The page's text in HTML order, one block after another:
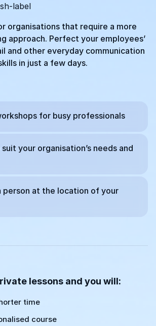
organisations that require a more
approach. Perfect your employees’
and other everyday communication
in just a few days.
for busy professionals
your organisation’s needs and
person at the location of your
lessons and you will:
time
course